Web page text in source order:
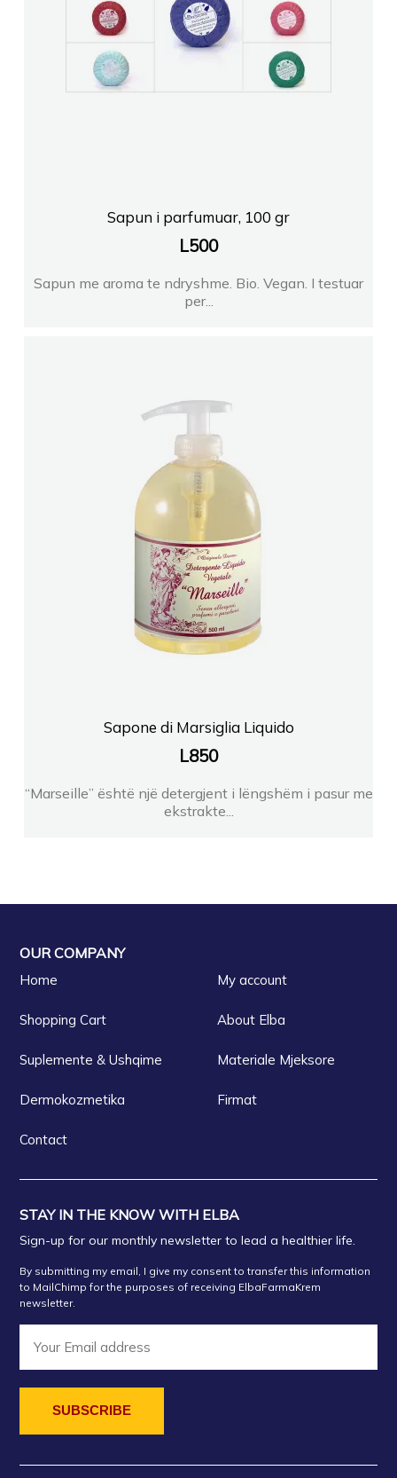
Sapun i parfumuar, 100 gr
L500
Sapun me aroma te ndryshme. Bio. Vegan. I testuar
per...
Sapone di Marsiglia Liquido
L850
“Marseille” është një detergjent i lëngshëm i pasur me
ekstrakte...
OUR COMPANY
Home My account
Shopping Cart About Elba
Suplemente & Ushqime Materiale Mjeksore
Dermokozmetika Firmat
Contact
STAY IN THE KNOW WITH ELBA
Sign-up for our monthly newsletter to lead a healthier life.
By submitting my email, I give my consent to transfer this information
to MailChimp for the purposes of receiving ElbaFarmaKrem
newsletter.